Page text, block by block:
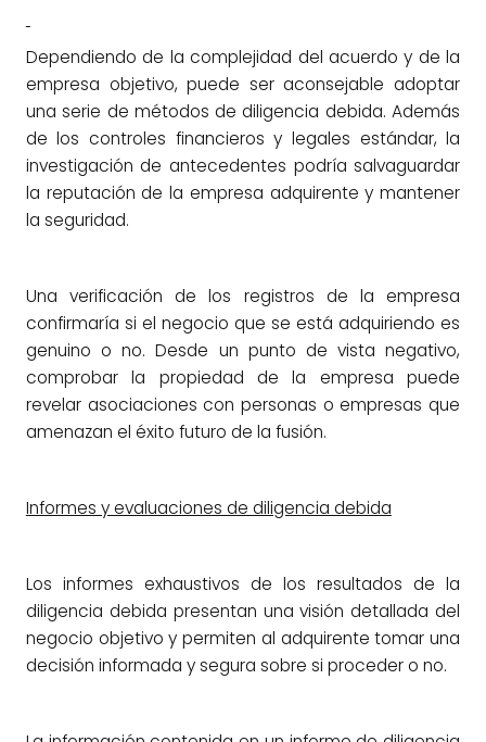
Dependiendo de la complejidad del acuerdo y de la
empresa objetivo, puede ser aconsejable adoptar
una serie de métodos de diligencia debida. Además
de los controles financieros y legales estándar, la
investigación de antecedentes podría salvaguardar
la reputación de la empresa adquirente y mantener
la seguridad.
Una verificación de los registros de la empresa
confirmaría si el negocio que se está adquiriendo es
genuino o no. Desde un punto de vista negativo,
comprobar la propiedad de la empresa puede
revelar asociaciones con personas o empresas que
amenazan el éxito futuro de la fusión.
Informes y evaluaciones de diligencia debida
Los informes exhaustivos de los resultados de la
diligencia debida presentan una visión detallada del
negocio objetivo y permiten al adquirente tomar una
decisión informada y segura sobre si proceder o no.